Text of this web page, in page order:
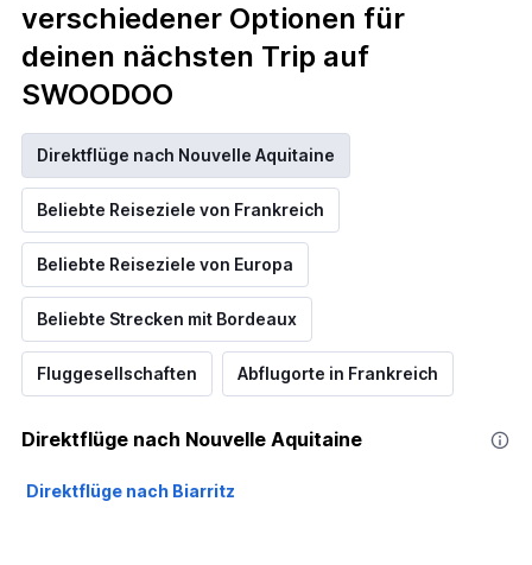
verschiedener Optionen für
deinen nächsten Trip auf
SWOODOO
Direktflüge nach Nouvelle Aquitaine
Beliebte Reiseziele von Frankreich
Beliebte Reiseziele von Europa
Beliebte Strecken mit Bordeaux
Fluggesellschaften Abflugorte in Frankreich
Direktflüge nach Nouvelle Aquitaine
Direktflüge nach Biarritz